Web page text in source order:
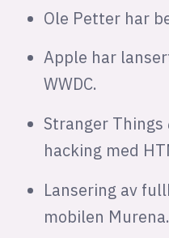
Ole Petter har
Apple har
WWDC.
Stranger Things
hacking med
Lansering av
mobilen Murena.